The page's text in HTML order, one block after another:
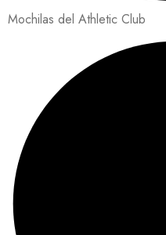
Mochilas del Athletic Club